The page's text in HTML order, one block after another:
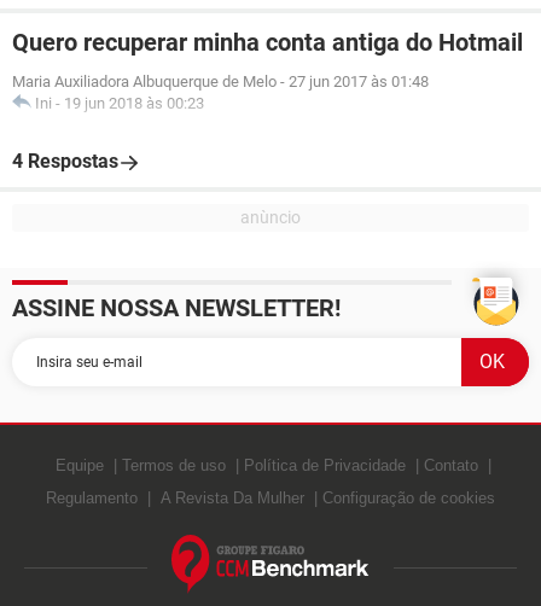
Quero recuperar minha conta antiga do Hotmail
Maria Auxiliadora Albuquerque de Melo - 27 jun 2017 às 01:48
Ini - 19 jun 2018 às 00:23
4 Respostas
ASSINE NOSSA NEWSLETTER!
Equipe Termos de uso Política de Privacidade
Contato
Regulamento
A Revista Da Mulher Configuração de cookies